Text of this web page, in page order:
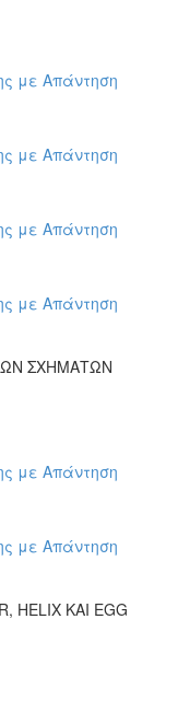
με Απάντηση
με Απάντηση
με Απάντηση
με Απάντηση
ΣΧΗΜΑΤΩΝ
με Απάντηση
με Απάντηση
HELIX ΚΑΙ EGG